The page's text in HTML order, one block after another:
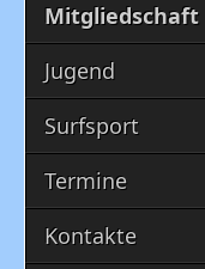
Mitgliedschaft
Jugend
Surfsport
Termine
Kontakte